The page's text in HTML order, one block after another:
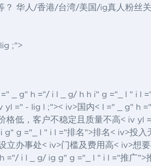
？ 华人/香港/台湾/美国/ig真人粉丝
;">
_ g" h ="/ i l _ g/ h h i" g ="_ l " i l
yl =" - lig l ;">< iv>国内< l =" _ g" h
格低，客户不稳定且质量不高< iv yl
g ="_ l " i l ="排名">排名 < iv>投入
立办事处< iv>门槛及费用高< iv>想
="/ i l _ g/ ig g" g ="_ l " i l ="推广">